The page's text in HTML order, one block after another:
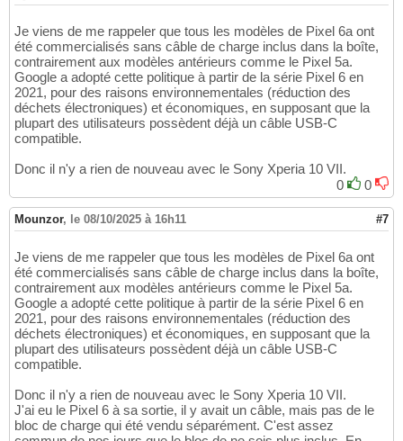
Je viens de me rappeler que tous les modèles de Pixel 6a ont
été commercialisés sans câble de charge inclus dans la boîte,
contrairement aux modèles antérieurs comme le Pixel 5a.
Google a adopté cette politique à partir de la série Pixel 6 en
2021, pour des raisons environnementales (réduction des
déchets électroniques) et économiques, en supposant que la
plupart des utilisateurs possèdent déjà un câble USB-C
compatible.
Donc il n'y a rien de nouveau avec le Sony Xperia 10 VII.
0
0
Mounzor, le 08/10/2025 à 16h11 #7
Je viens de me rappeler que tous les modèles de Pixel 6a ont
été commercialisés sans câble de charge inclus dans la boîte,
contrairement aux modèles antérieurs comme le Pixel 5a.
Google a adopté cette politique à partir de la série Pixel 6 en
2021, pour des raisons environnementales (réduction des
déchets électroniques) et économiques, en supposant que la
plupart des utilisateurs possèdent déjà un câble USB-C
compatible.
Donc il n'y a rien de nouveau avec le Sony Xperia 10 VII.
J'ai eu le Pixel 6 à sa sortie, il y avait un câble, mais pas de le
bloc de charge qui été vendu séparément. C'est assez